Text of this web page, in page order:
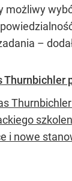
możliwy
–
i nowe